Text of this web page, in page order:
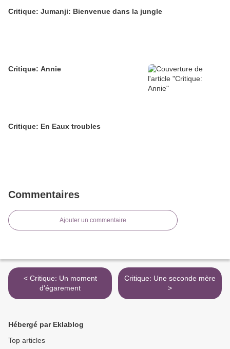
Critique: Jumanji: Bienvenue dans la jungle
Critique: Annie
Critique: En Eaux troubles
Commentaires
Ajouter un commentaire
< Critique: Un moment
d'égarement
Critique: Une seconde mère
>
Hébergé par Eklablog
Top articles